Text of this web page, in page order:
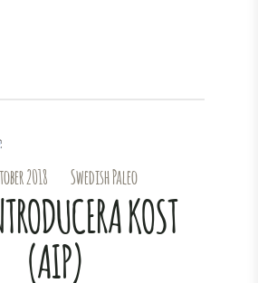
2018 Swedish Paleo
KOST
(AIP)